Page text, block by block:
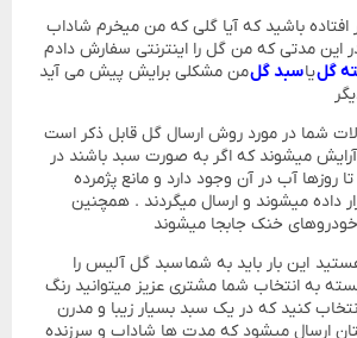
افتاده باشید که آیا گلی که من میخرم شاداب
این مدتی که من گل را اینترنتی سفارش دادم
گلیاسبد گلمن مشکلی برایش پیش می آید
شما در مورد روش ارسال گل قابل ذکر است
میشوند که اگر به صورت سبد باشند در
روزها آب در آن وجود دارد و مانع پژمرده
داده میشوند و ارسال میگردند . همچنین
خودروهای خنک جابجا میشوند
این بار باید به شما سبد گل آلیس را
به انتخاب شما مشتری عزیز میتوانید رنگ
کنید که در یک سبد بسیار زیبا و مدرن
ارسال میشود که مدت ها شاداب و سرزنده